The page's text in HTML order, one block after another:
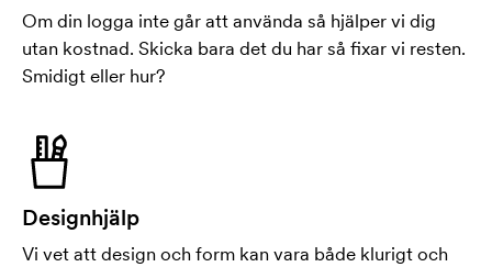
Om din logga inte går att använda så hjälper vi dig
utan kostnad. Skicka bara det du har så fixar vi resten.
Smidigt eller hur?
Designhjälp
Vi vet att design och form kan vara både klurigt och